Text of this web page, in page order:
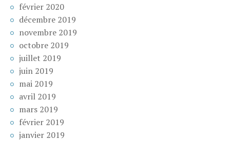
février 2020
décembre 2019
novembre 2019
octobre 2019
juillet 2019
juin 2019
mai 2019
avril 2019
mars 2019
février 2019
janvier 2019